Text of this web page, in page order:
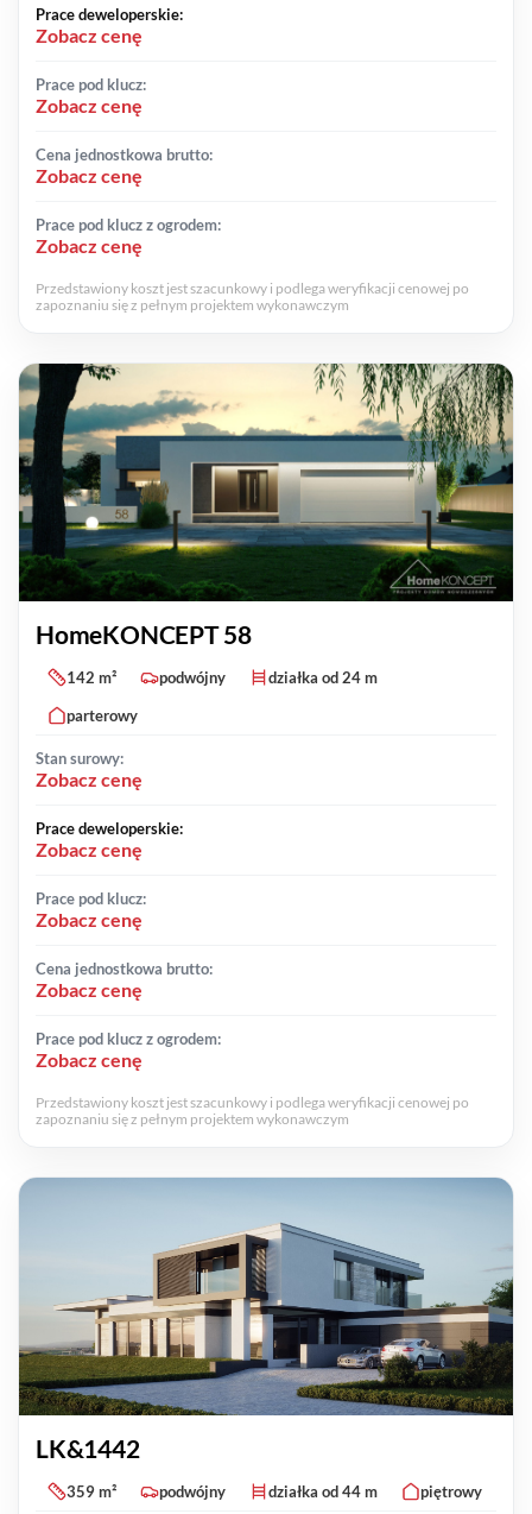
Prace deweloperskie:
Zobacz cenę
Prace pod klucz:
Zobacz cenę
Cena jednostkowa brutto:
Zobacz cenę
Prace pod klucz z ogrodem:
Zobacz cenę
Przedstawiony koszt jest szacunkowy i podlega weryfikacji cenowej po
zapoznaniu się z pełnym projektem wykonawczym
HomeKONCEPT 58
142 m² podwójny
działka od 24 m
parterowy
Stan surowy:
Zobacz cenę
Prace deweloperskie:
Zobacz cenę
Prace pod klucz:
Zobacz cenę
Cena jednostkowa brutto:
Zobacz cenę
Prace pod klucz z ogrodem:
Zobacz cenę
Przedstawiony koszt jest szacunkowy i podlega weryfikacji cenowej po
zapoznaniu się z pełnym projektem wykonawczym
LK&1442
359 m² podwójny działka od 44 m piętrowy